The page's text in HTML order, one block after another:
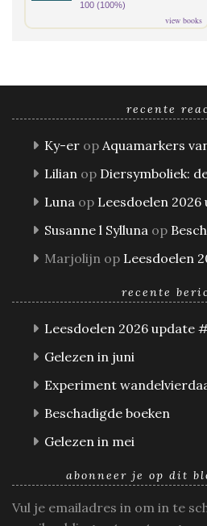
100 (100%)
view books
recente
Ky-er op Aquamarkers
Lilian op Diersymboliek:
Luna op Leesdoelen
Susanne l Sylluna op
Marjolijn op Leesdoelen
recente
Leesdoelen 2026 update
Gelezen in juni
Experiment
Beschadigde boeken
Gelezen in mei
abonneer je op dit
Vul je emailadres in om in te